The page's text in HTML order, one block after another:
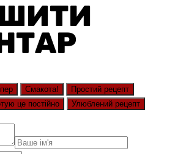
Смакота!
Простий рецепт
це постійно Улюблений рецепт